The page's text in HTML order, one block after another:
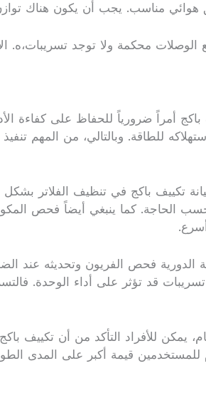
هوائي مناسب. يجب أن يكون هناك
الوصلات محكمة ولا توجد تسريبات،ه.
باكج أمراً ضرورياً للحفاظ على
للطاقة. وبالتالي، من المهم
تكييف باكج في تنظيف الفلاتر بشكل
الحاجة. كما ينبغي أيضاً فحص
الدورية فحص الفريون وتحديثه عند
قد تؤثر على أداء الوحدة.
يمكن للأفراد التأكد من أن
للمستخدمين قيمة أكبر على المدى